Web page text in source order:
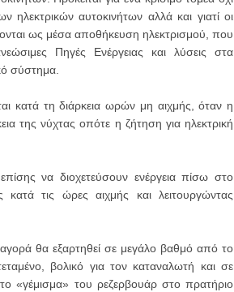
ηλεκτρικών αυτοκινήτων αλλά και γιατί οι
ως μέσα αποθήκευση ηλεκτρισμού, που
Πηγές Ενέργειας και λύσεις στα
σύστημα.
κατά τη διάρκεια ωρών μη αιχμής, όταν η
της νύχτας οπότε η ζήτηση για ηλεκτρική
να διοχετεύσουν ενέργεια πίσω στο
κατά τις ώρες αιχμής και λειτουργώντας
θα εξαρτηθεί σε μεγάλο βαθμό από το
βολικό για τον καταναλωτή και σε
«γέμισμα» του ρεζερβουάρ στο πρατήριο